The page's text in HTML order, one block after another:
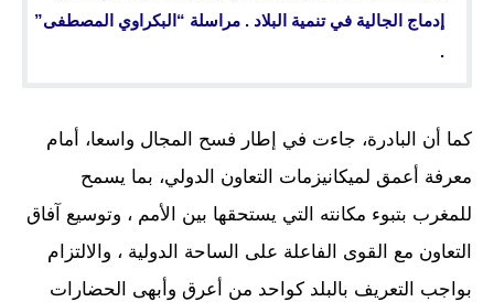
إدماج الجالية في تنمية البلاد . مراسلة “البكراوي المصطفى”
.
كما أن البادرة، جاءت في إطار فسح المجال واسعا، أمام
معرفة أعمق لميكانيزمات التعاون الدولي، بما يسمح
للمغرب بتبوء مكانته التي يستحقها بين الأمم ، وتوسيع آفاق
التعاون مع القوى الفاعلة على الساحة الدولية ، والالتزام
بواجب التعريف بالبلد كواحد من أعرق وأبهى الحضارات